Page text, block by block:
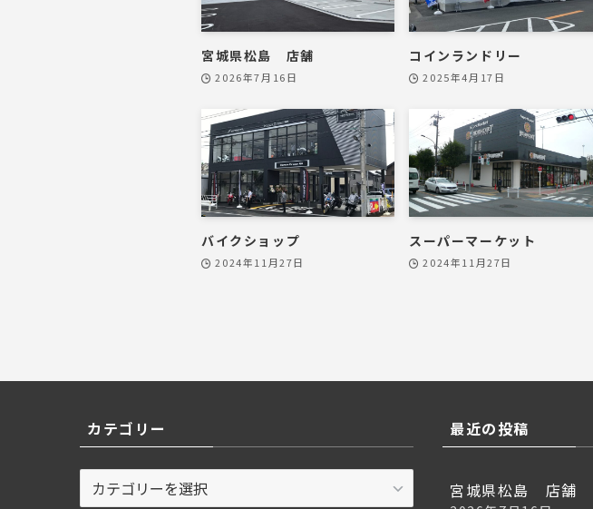
宮城県松島 店舗
2026年7月16日
コインランドリー
2025年4月17日
バイクショップ
2024年11月27日
スーパーマーケット
2024年11月27日
カテゴリー
テ
最近の投稿
宮城県松島 店舗